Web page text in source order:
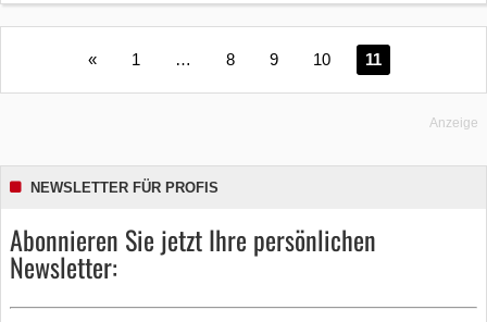
« 1 … 8 9 10 11
Anzeige
NEWSLETTER FÜR PROFIS
Abonnieren Sie jetzt Ihre persönlichen
Newsletter: